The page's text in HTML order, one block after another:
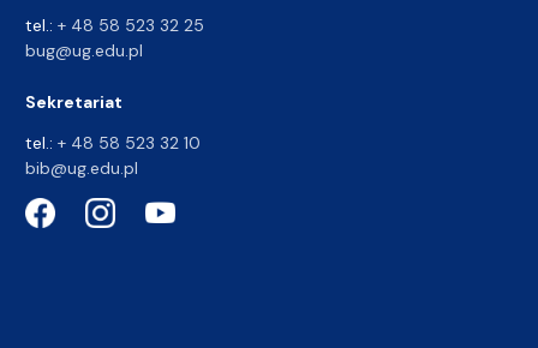
tel.: + 48 58 523 32 25
bug@ug.edu.pl
Sekretariat
tel.: + 48 58 523 32 10
bib@ug.edu.pl